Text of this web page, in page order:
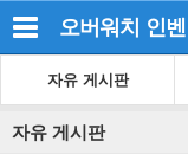
오버워치 인벤
자유 게시판
자유 게시판